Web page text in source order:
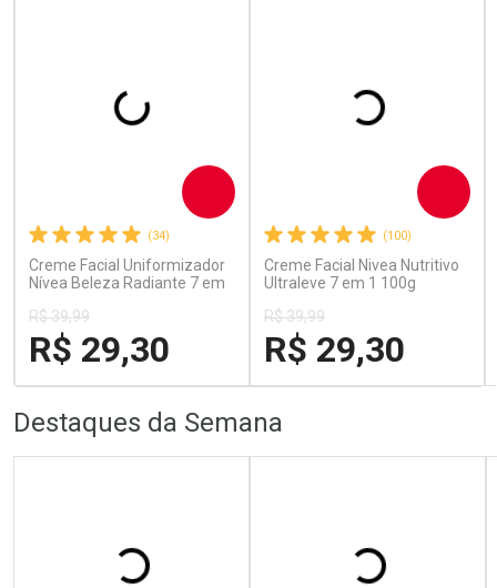
(34)
Creme Facial Uniformizador
Nívea Beleza Radiante 7 em
R$ 39,99
R$ 29,30
Comprar
FECHAR
Laboratório
FECHAR
Por Menos
(100)
Creme Facial Nivea Nutritivo
Ultraleve 7 em 1 100g
R$ 39,99
R$ 29,30
Comprar
Laboratório
Destaques da Semana